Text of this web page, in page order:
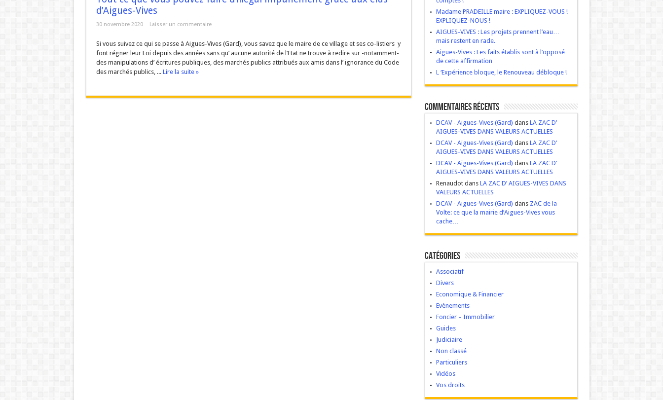
URBANISME MODE AGUES-VIVES : Construire d’abord, demander après.
ZAC de la Volte : Promesse de développement ou bombe à retardement ?
Réunion du DCAV du 21 novembre 2025
Aigues-Vives : Gaspillage, abandon et mépris du patrimoine public
Aigues-Vives : Assez d’héritiers politiques.
d’Aigues-Vives
30 novembre 2020 Laisser un commentaire
Si vous suivez ce qui se passe à Aigues-Vives (Gard), vous savez que le maire de ce village et ses co-listiers y
font régner leur Loi depuis des années sans qu’ aucune autorité de l’Etat ne trouve à redire sur -notamment-
des manipulations d’ écritures publiques, des marchés publics attribués aux amis dans l’ ignorance du Code
des marchés publics, ... Lire la suite »
Madame PRADEILLE maire : EXPLIQUEZ-VOUS !
EXPLIQUEZ-NOUS !
AIGUES-VIVES : Les projets prennent l’eau…
mais restent en rade.
Aigues-Vives : Les faits établis sont à l’opposé
de cette affirmation
L ‘Expérience bloque, le Renouveau débloque !
Commentaires récents
DCAV - Aigues-Vives (Gard) dans LA ZAC D’
AIGUES-VIVES DANS VALEURS ACTUELLES
DCAV - Aigues-Vives (Gard) dans LA ZAC D’
AIGUES-VIVES DANS VALEURS ACTUELLES
DCAV - Aigues-Vives (Gard) dans LA ZAC D’
AIGUES-VIVES DANS VALEURS ACTUELLES
Renaudot dans LA ZAC D’ AIGUES-VIVES DANS
VALEURS ACTUELLES
DCAV - Aigues-Vives (Gard) dans ZAC de la
Volte: ce que la mairie d’Aigues-Vives vous
cache…
Catégories
Associatif
Divers
Economique & Financier
Evènements
Foncier – Immobilier
Guides
Judiciaire
Non classé
Particuliers
Vidéos
Vos droits